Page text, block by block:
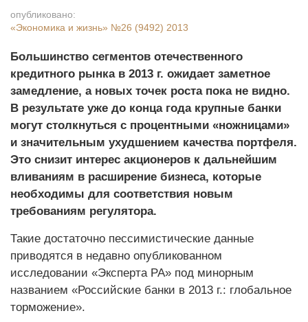
опубликовано:
«Экономика и жизнь» №26 (9492) 2013
Большинство сегментов отечественного
кредитного рынка в 2013 г. ожидает заметное
замедление, а новых точек роста пока не видно.
В результате уже до конца года крупные банки
могут столкнуться с процентными «ножницами»
и значительным ухудшением качества портфеля.
Это снизит интерес акционеров к дальнейшим
вливаниям в расширение бизнеса, которые
необходимы для соответствия новым
требованиям регулятора.
Такие достаточно пессимис­тические данные
приводятся в недавно опубликованном
исследовании «Эксперта РА» под минорным
названием «Российские банки в 2013 г.: глобальное
торможение».